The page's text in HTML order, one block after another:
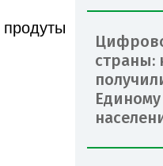
продуты
страны: